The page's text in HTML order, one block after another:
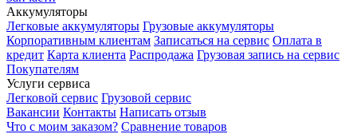
Аккумуляторы
Легковые аккумуляторы Грузовые аккумуляторы
Корпоративным клиентам Записаться на сервис Оплата в
кредит Карта клиента Распродажа Грузовая запись на сервис
Покупателям
Услуги сервиса
Легковой сервис Грузовой сервис
Вакансии Контакты Написать отзыв
Что с моим заказом? Сравнение товаров